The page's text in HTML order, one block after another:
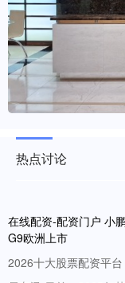
热点讨论
在线配资-配资门户 小
G9欧洲上市
2026十大股票配资平台